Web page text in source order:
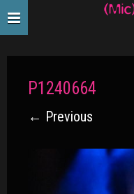
P1240664
← Previous